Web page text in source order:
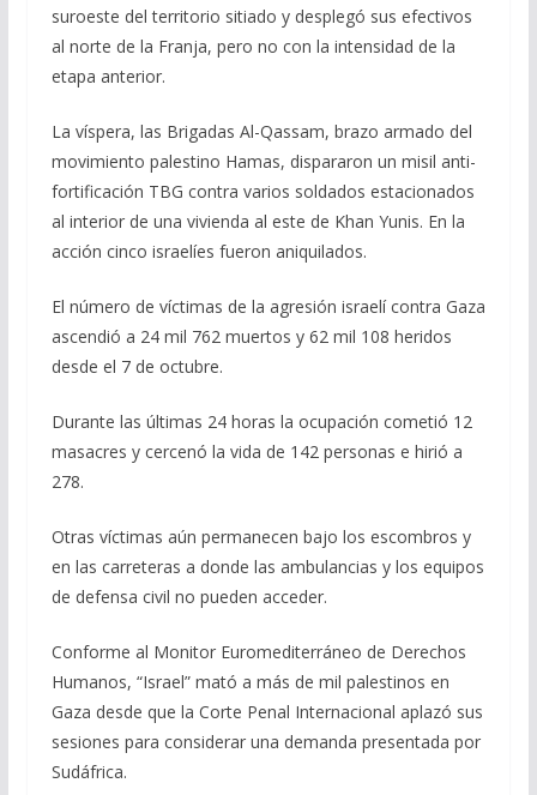
suroeste del territorio sitiado y desplegó sus efectivos
al norte de la Franja, pero no con la intensidad de la
etapa anterior.
La víspera, las Brigadas Al-Qassam, brazo armado del
movimiento palestino Hamas, dispararon un misil anti-
fortificación TBG contra varios soldados estacionados
al interior de una vivienda al este de Khan Yunis. En la
acción cinco israelíes fueron aniquilados.
El número de víctimas de la agresión israelí contra Gaza
ascendió a 24 mil 762 muertos y 62 mil 108 heridos
desde el 7 de octubre.
Durante las últimas 24 horas la ocupación cometió 12
masacres y cercenó la vida de 142 personas e hirió a
278.
Otras víctimas aún permanecen bajo los escombros y
en las carreteras a donde las ambulancias y los equipos
de defensa civil no pueden acceder.
Conforme al Monitor Euromediterráneo de Derechos
Humanos, “Israel” mató a más de mil palestinos en
Gaza desde que la Corte Penal Internacional aplazó sus
sesiones para considerar una demanda presentada por
Sudáfrica.